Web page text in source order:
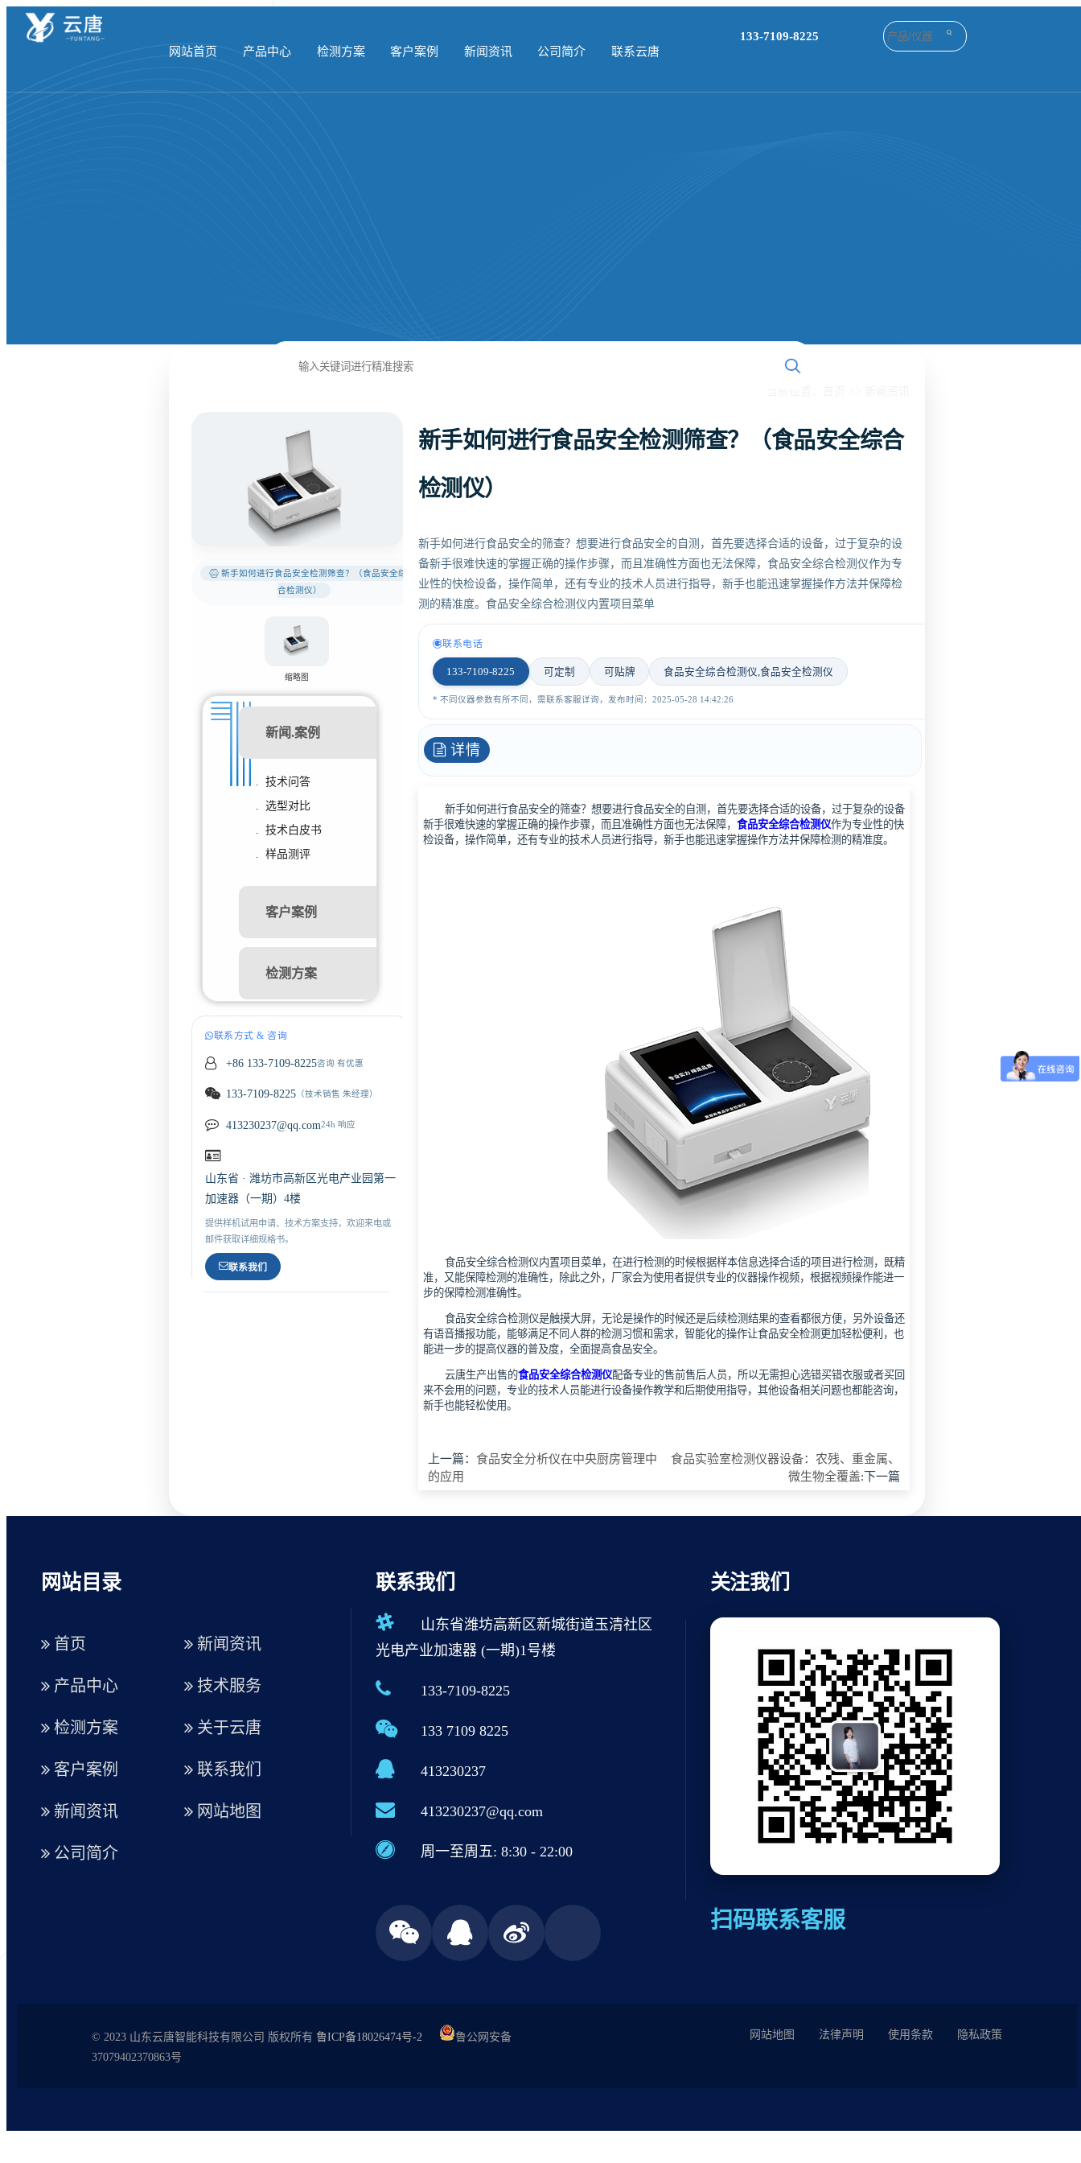
网站首页 产品中心 检测方案 客户案例 新闻资讯 公司简介 联系云唐
133-7109-8225
新手如何进行食品安全检测筛查？（食品安全综
合检测仪）
缩略图
新闻.案例
. 技术问答
. 选型对比
. 技术白皮书
. 样品测评
客户案例
检测方案
联系方式 & 咨询
+86 133-7109-8225咨询 有优惠
133-7109-8225（技术销售 朱经理）
413230237@qq.com24h 响应
山东省 · 潍坊市高新区光电产业园第一
加速器（一期）4楼
提供样机试用申请、技术方案支持，欢迎来电或
邮件获取详细规格书。
联系我们
新手如何进行食品安全检测筛查？（食品安全综合
检测仪）
新手如何进行食品安全的筛查？想要进行食品安全的自测，首先要选择合适的设备，过于复杂的设
备新手很难快速的掌握正确的操作步骤，而且准确性方面也无法保障，食品安全综合检测仪作为专
业性的快检设备，操作简单，还有专业的技术人员进行指导，新手也能迅速掌握操作方法并保障检
测的精准度。食品安全综合检测仪内置项目菜单
联系电话
133-7109-8225 可定制 可贴牌 食品安全综合检测仪,食品安全检测仪
* 不同仪器参数有所不同，需联系客服详询，发布时间：2025-05-28 14:42:26
详情
新手如何进行食品安全的筛查？想要进行食品安全的自测，首先要选择合适的设备，过于复杂的设备
新手很难快速的掌握正确的操作步骤，而且准确性方面也无法保障， 食品安全综合检测仪作为专业性的快
检设备，操作简单，还有专业的技术人员进行指导，新手也能迅速掌握操作方法并保障检测的精准度。
食品安全综合检测仪内置项目菜单，在进行检测的时候根据样本信息选择合适的项目进行检测，既精
准，又能保障检测的准确性，除此之外，厂家会为使用者提供专业的仪器操作视频，根据视频操作能进一
步的保障检测准确性。
食品安全综合检测仪是触摸大屏，无论是操作的时候还是后续检测结果的查看都很方便，另外设备还
有语音播报功能，能够满足不同人群的检测习惯和需求，智能化的操作让食品安全检测更加轻松便利，也
能进一步的提高仪器的普及度，全面提高食品安全。
云唐生产出售的食品安全综合检测仪配备专业的售前售后人员，所以无需担心选错买错衣服或者买回
来不会用的问题，专业的技术人员能进行设备操作教学和后期使用指导，其他设备相关问题也都能咨询，
新手也能轻松使用。
上一篇： 食品安全分析仪在中央厨房管理中
的应用
食品实验室检测仪器设备：农残、重金属、
微生物全覆盖:下一篇
网站目录
首页
产品中心
检测方案
客户案例
新闻资讯
公司简介
新闻资讯
技术服务
关于云唐
联系我们
网站地图
联系我们
山东省潍坊高新区新城街道玉清社区
光电产业加速器 (一期)1号楼
133-7109-8225
133 7109 8225
413230237
413230237@qq.com
周一至周五: 8:30 - 22:00
关注我们
扫码联系客服
© 2023 山东云唐智能科技有限公司 版权所有 鲁ICP备18026474号-2
鲁公网安备
37079402370863号
隐私政策
使用条款
法律声明
网站地图